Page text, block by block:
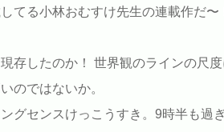
てる小林おむすけ先生の連載作だ〜
存したのか！ 世界観のラインの尺
のではないか。
グセンスけっこうすき。9時半も過